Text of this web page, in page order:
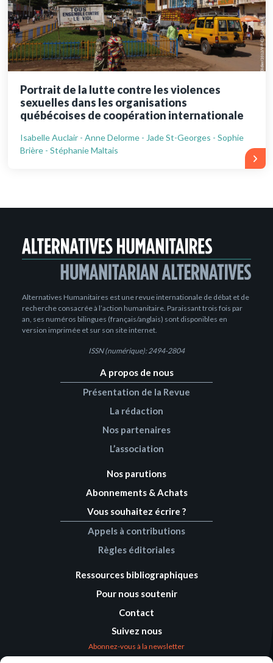
Portrait de la lutte contre les violences
sexuelles dans les organisations
québécoises de coopération internationale
Isabelle Auclair - Anne Delorme - Jade St-Georges - Sophie
Brière - Stéphanie Maltais
Alternatives Humanitaires est une revue internationale de débat et de
recherche consacrée à l’action humanitaire. Paraissant trois fois par
an, ses numéros bilingues (français/anglais) sont disponibles en
version imprimée et sur son site internet.
ISSN (numérique): 2494-2804
A propos de nous
Présentation de la Revue
La rédaction
Nos partenaires
L’association
Nos parutions
Abonnements & Achats
Vous souhaitez écrire ?
Appels à contributions
Règles éditoriales
Ressources bibliographiques
Pour nous soutenir
Contact
Suivez nous
Abonnez-vous à la newsletter